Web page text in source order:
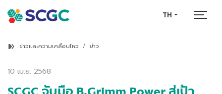
TH
ข่าวและความเคลื่อนไหว ข่าว
10 เม.ย. 2568